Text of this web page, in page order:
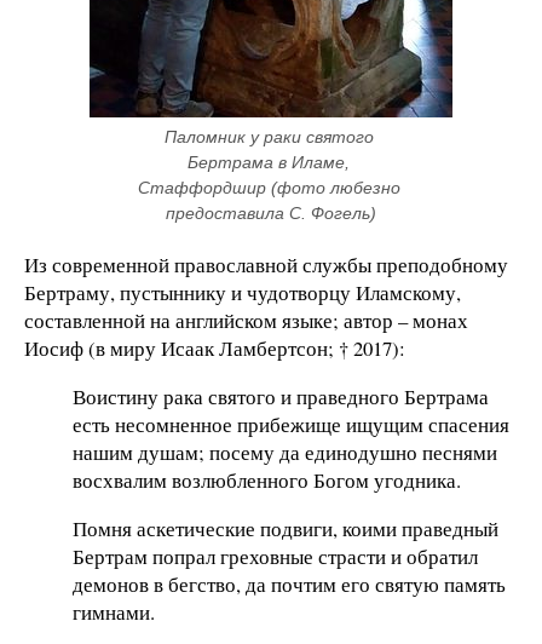
Паломник у раки святого
Бертрама в Иламе,
Стаффордшир (фото любезно
предоставила С. Фогель)
Из современной православной службы преподобному
Бертраму, пустыннику и чудотворцу Иламскому,
составленной на английском языке; автор – монах
Иосиф (в миру Исаак Ламбертсон; † 2017):
Воистину рака святого и праведного Бертрама
есть несомненное прибежище ищущим спасения
нашим душам; посему да единодушно песнями
восхвалим возлюбленного Богом угодника.
Помня аскетические подвиги, коими праведный
Бертрам попрал греховные страсти и обратил
демонов в бегство, да почтим его святую память
гимнами.